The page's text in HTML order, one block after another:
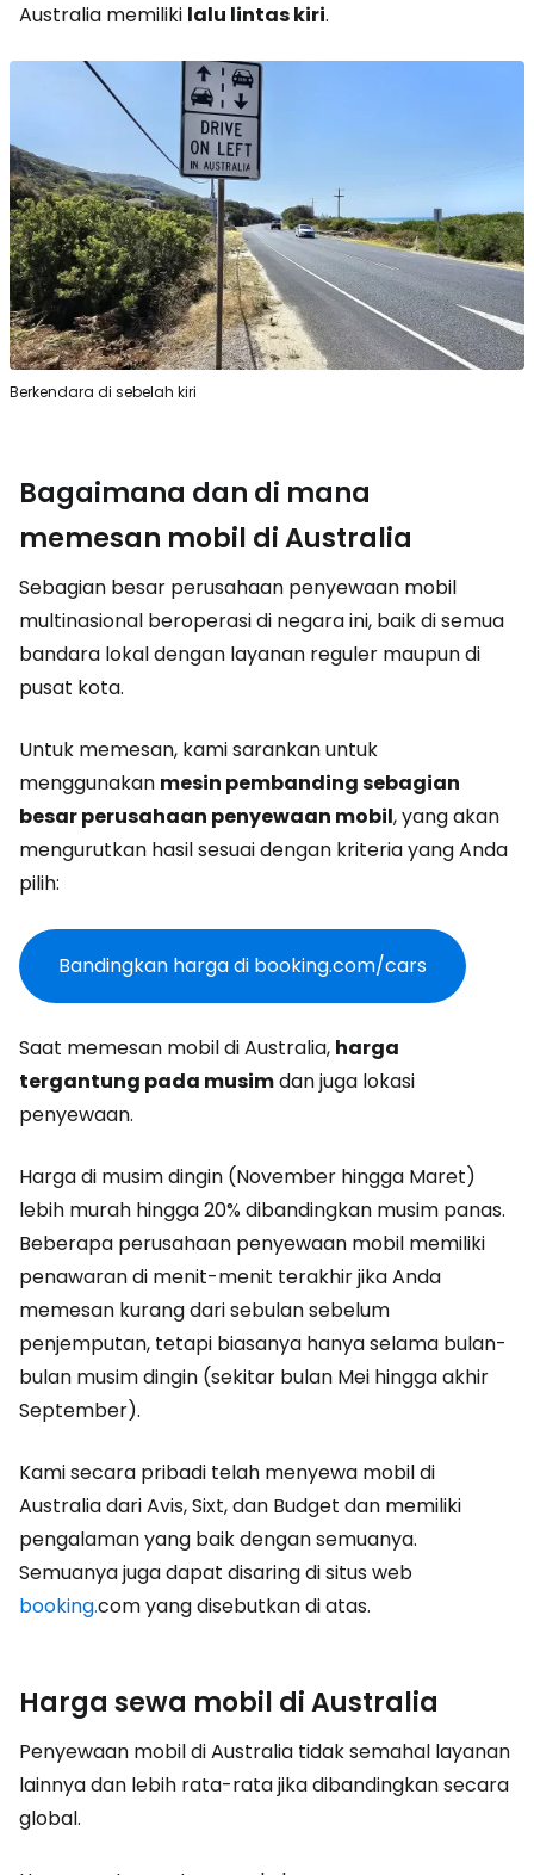
Australia memiliki lalu lintas kiri.
Berkendara di sebelah kiri
Bagaimana dan di mana
memesan mobil di Australia
Sebagian besar perusahaan penyewaan mobil
multinasional beroperasi di negara ini, baik di semua
bandara lokal dengan layanan reguler maupun di
pusat kota.
Untuk memesan, kami sarankan untuk
menggunakan mesin pembanding sebagian
besar perusahaan penyewaan mobil, yang akan
mengurutkan hasil sesuai dengan kriteria yang Anda
pilih:
Bandingkan harga di booking.com/cars
Saat memesan mobil di Australia, harga
tergantung pada musimdan juga lokasi
penyewaan.
Harga di musim dingin (November hingga Maret)
lebih murah hingga 20% dibandingkan musim panas.
Beberapa perusahaan penyewaan mobil memiliki
penawaran di menit-menit terakhir jika Anda
memesan kurang dari sebulan sebelum
penjemputan, tetapi biasanya hanya selama bulan-
bulan musim dingin (sekitar bulan Mei hingga akhir
September).
Kami secara pribadi telah menyewa mobil di
Australia dari Avis, Sixt, dan Budget dan memiliki
pengalaman yang baik dengan semuanya.
Semuanya juga dapat disaring di situs web
booking.com yang disebutkan di atas.
Harga sewa mobil di Australia
Penyewaan mobil di Australia tidak semahal layanan
lainnya dan lebih rata-rata jika dibandingkan secara
global.